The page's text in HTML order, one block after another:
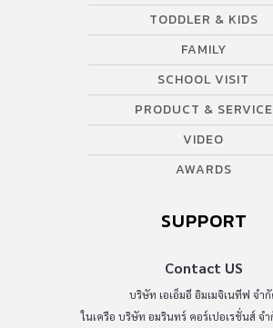
TODDLER & KIDS
FAMILY
SCHOOL VISIT
PRODUCT & SERVICE
VIDEO
AWARDS
SUPPORT
Contact US
บริษัท เอเอ็มอี อิมเมจิเนทีฟ จำ
ในเครือ บริษัท อมรินทร์ คอร์เปอเรชั่นส์ จ